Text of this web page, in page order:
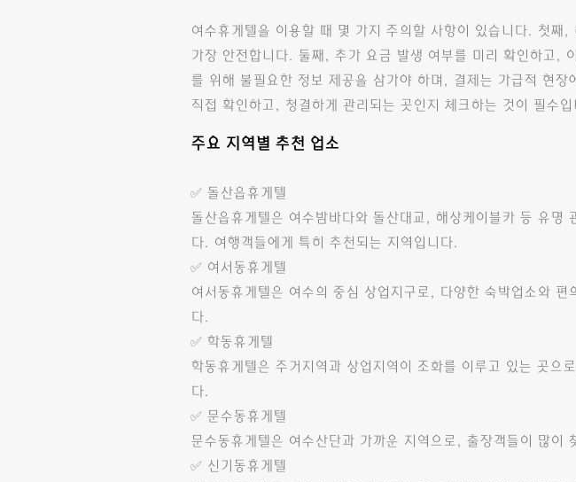
여수휴게텔을 이용할 때 몇 가지 주의할 사항이 있습니다. 첫째
가장 안전합니다. 둘째, 추가 요금 발생 여부를 미리 확인하고,
를 위해 불필요한 정보 제공을 삼가야 하며, 결제는 가급적 현
직접 확인하고, 청결하게 관리되는 곳인지 체크하는 것이 필수입
주요 지역별 추천 업소
✅ 돌산읍휴게텔
돌산읍휴게텔은 여수밤바다와 돌산대교, 해상케이블카 등 유명
다. 여행객들에게 특히 추천되는 지역입니다.
✅ 여서동휴게텔
여서동휴게텔은 여수의 중심 상업지구로, 다양한 숙박업소와
다.
✅ 학동휴게텔
학동휴게텔은 주거지역과 상업지역이 조화를 이루고 있는 곳으
다.
✅ 문수동휴게텔
문수동휴게텔은 여수산단과 가까운 지역으로, 출장객들이 많이
✅ 신기동휴게텔